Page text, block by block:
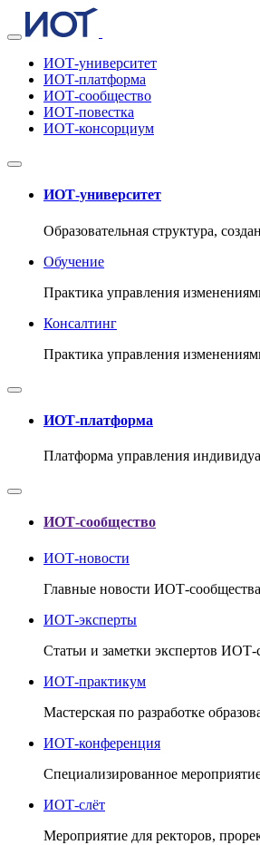
ИОТ-университет
ИОТ-платформа
ИОТ-сообщество
ИОТ-повестка
ИОТ-консорциум
ИОТ-университет
Образовательная структура,
Обучение
Практика управления
Консалтинг
Практика управления
ИОТ-платформа
Платформа управления
ИОТ-сообщество
ИОТ-новости
Главные новости ИОТ-сообщества
ИОТ-эксперты
Статьи и заметки экспертов
ИОТ-практикум
Мастерская по разработке
ИОТ-конференция
Cпециализированное
ИОТ-слёт
Мероприятие для ректоров,